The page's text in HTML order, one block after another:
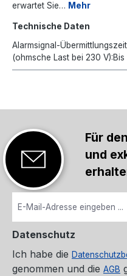
erwartet Sie… Mehr
Technische Daten
Alarmsignal-
(ohmsche Last bei 230
Für
und
Datenschutz
Ich habe die
genommen und die AGB